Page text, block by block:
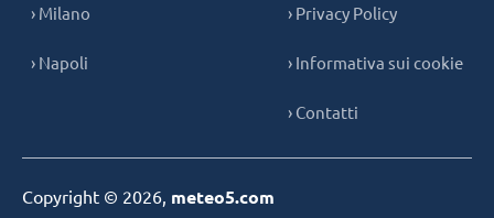
› Milano
› Napoli
› Privacy Policy
› Informativa sui cookie
› Contatti
Copyright © 2026, meteo5.com